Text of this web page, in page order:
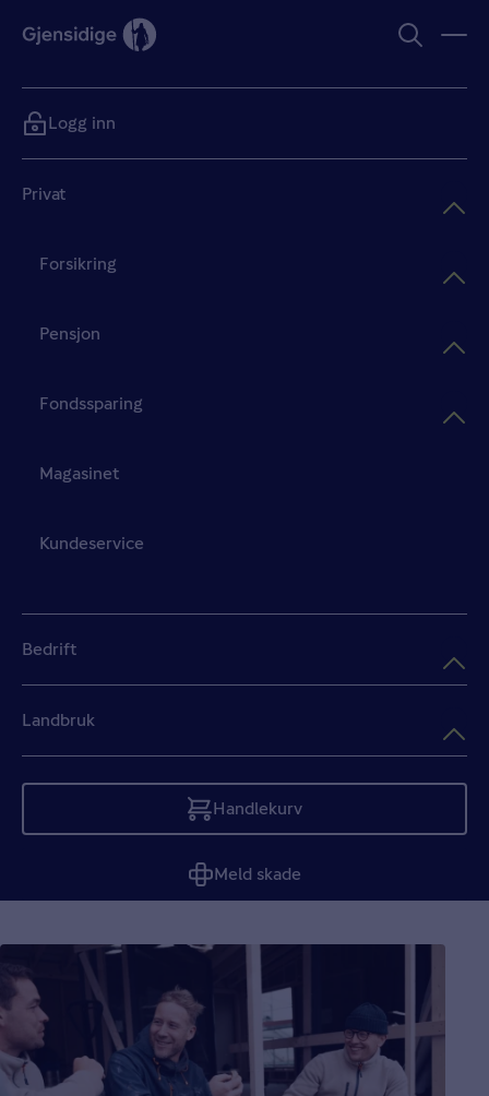
Privat
Forsikring
Pensjon
Fondssparing
Magasinet
Kundeservice
Bedrift
Landbruk
Handlekurv
Tom
Meld skade
Logg inn